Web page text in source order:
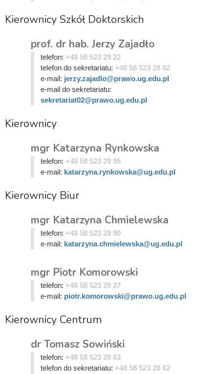
Kierownicy Szkół Doktorskich
prof. dr hab. Jerzy Zajadło
telefon: +48 58 523 29 22
telefon do sekretariatu: +48 58 523 28 62
e-mail: jerzy.zajadlo@prawo.ug.edu.pl
e-mail do sekretariatu:
sekretariat02@prawo.ug.edu.pl
Kierownicy
mgr Katarzyna Rynkowska
telefon: +48 58 523 29 95
e-mail: katarzyna.rynkowska@ug.edu.pl
Kierownicy Biur
mgr Katarzyna Chmielewska
telefon: +48 58 523 29 90
e-mail: katarzyna.chmielewska@ug.edu.pl
mgr Piotr Komorowski
telefon: +48 58 523 29 27
e-mail: piotr.komorowski@prawo.ug.edu.pl
Kierownicy Centrum
dr Tomasz Sowiński
telefon: +48 58 523 28 63
telefon do sekretariatu: +48 58 523 28 62